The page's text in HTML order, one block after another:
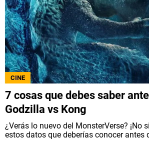
CINE
7 cosas que debes saber
Godzilla vs Kong
¿Verás lo nuevo del MonsterVerse? ¡No
estos datos que deberías conocer antes